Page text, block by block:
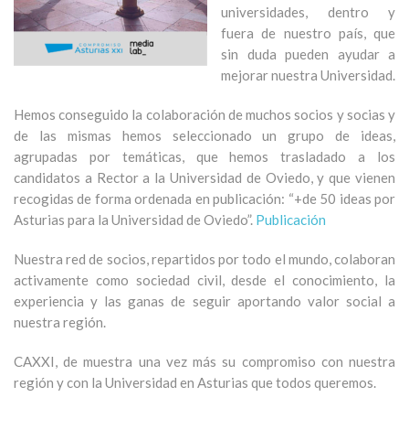
universidades, dentro y
fuera de nuestro país, que
sin duda pueden ayudar a
mejorar nuestra Universidad.
Hemos conseguido la colaboración de muchos socios y socias y
de las mismas hemos seleccionado un grupo de ideas,
agrupadas por temáticas, que hemos trasladado a los
candidatos a Rector a la Universidad de Oviedo, y que vienen
recogidas de forma ordenada en publicación: “+de 50 ideas por
Asturias para la Universidad de Oviedo”. Publicación
Nuestra red de socios, repartidos por todo el mundo, colaboran
activamente como sociedad civil, desde el conocimiento, la
experiencia y las ganas de seguir aportando valor social a
nuestra región.
CAXXI, de muestra una vez más su compromiso con nuestra
región y con la Universidad en Asturias que todos queremos.